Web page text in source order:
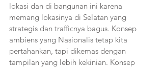
lokasi dan di bangunan ini karena
memang lokasinya di Selatan yang
strategis dan trafficnya bagus. Konsep
ambiens yang Nasionalis tetap kita
pertahankan, tapi dikemas dengan
tampilan yang lebih kekinian. Konsep